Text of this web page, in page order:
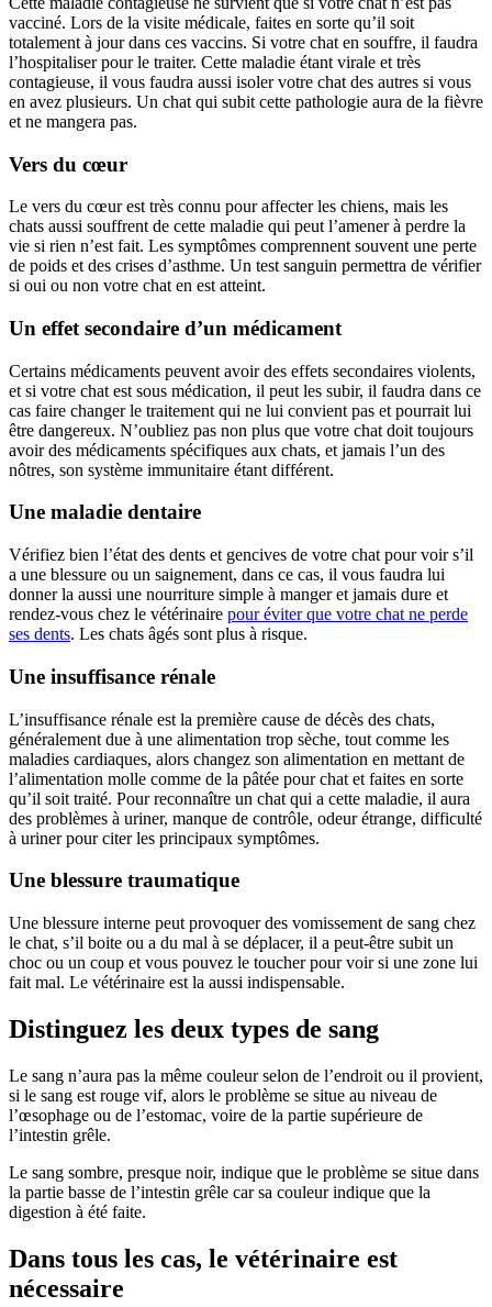
vacciné. Lors de la visite médicale, faites en sorte qu’il soit
totalement à jour dans ces vaccins. Si votre chat en souffre, il faudra
l’hospitaliser pour le traiter. Cette maladie étant virale et très
contagieuse, il vous faudra aussi isoler votre chat des autres si vous
en avez plusieurs. Un chat qui subit cette pathologie aura de la fièvre
et ne mangera pas.
Vers du cœur
Le vers du cœur est très connu pour affecter les chiens, mais les
chats aussi souffrent de cette maladie qui peut l’amener à perdre la
vie si rien n’est fait. Les symptômes comprennent souvent une perte
de poids et des crises d’asthme. Un test sanguin permettra de vérifier
si oui ou non votre chat en est atteint.
Un effet secondaire d’un médicament
Certains médicaments peuvent avoir des effets secondaires violents,
et si votre chat est sous médication, il peut les subir, il faudra dans ce
cas faire changer le traitement qui ne lui convient pas et pourrait lui
être dangereux. N’oubliez pas non plus que votre chat doit toujours
avoir des médicaments spécifiques aux chats, et jamais l’un des
nôtres, son système immunitaire étant différent.
Une maladie dentaire
Vérifiez bien l’état des dents et gencives de votre chat pour voir s’il
a une blessure ou un saignement, dans ce cas, il vous faudra lui
donner la aussi une nourriture simple à manger et jamais dure et
rendez-vous chez le vétérinaire pour éviter que votre chat ne perde
ses dents. Les chats âgés sont plus à risque.
Une insuffisance rénale
L’insuffisance rénale est la première cause de décès des chats,
généralement due à une alimentation trop sèche, tout comme les
maladies cardiaques, alors changez son alimentation en mettant de
l’alimentation molle comme de la pâtée pour chat et faites en sorte
qu’il soit traité. Pour reconnaître un chat qui a cette maladie, il aura
des problèmes à uriner, manque de contrôle, odeur étrange, difficulté
à uriner pour citer les principaux symptômes.
Une blessure traumatique
Une blessure interne peut provoquer des vomissement de sang chez
le chat, s’il boite ou a du mal à se déplacer, il a peut-être subit un
choc ou un coup et vous pouvez le toucher pour voir si une zone lui
fait mal. Le vétérinaire est la aussi indispensable.
Distinguez les deux types de sang
Le sang n’aura pas la même couleur selon de l’endroit ou il provient,
si le sang est rouge vif, alors le problème se situe au niveau de
l’œsophage ou de l’estomac, voire de la partie supérieure de
l’intestin grêle.
Le sang sombre, presque noir, indique que le problème se situe dans
la partie basse de l’intestin grêle car sa couleur indique que la
digestion à été faite.
Dans tous les cas, le vétérinaire est
nécessaire